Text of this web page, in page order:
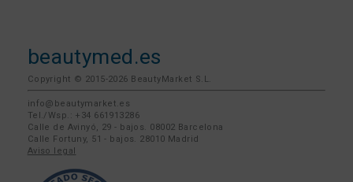
beautymed.es
Copyright © 2015-2026 BeautyMarket S.L.
info@beautymarket.es
Tel./Wsp.: +34 661913286
Calle de Avinyó, 29 - bajos. 08002 Barcelona
Calle Fortuny, 51 - bajos. 28010 Madrid
Aviso legal